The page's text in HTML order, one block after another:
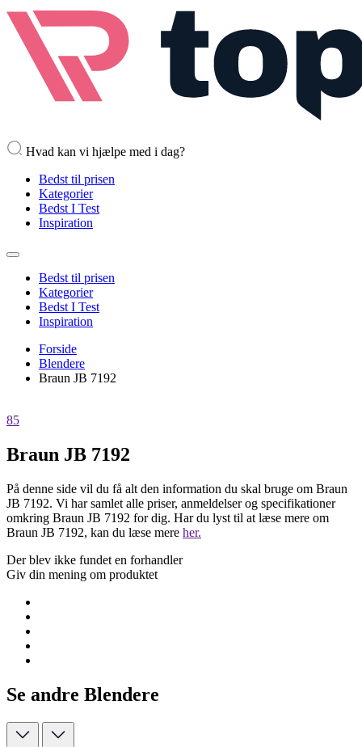
Hvad kan vi hjælpe med i dag?
Bedst til prisen
Kategorier
Bedst I Test
Inspiration
Bedst til prisen
Kategorier
Bedst I Test
Inspiration
Forside
Blendere
Braun JB 7192
85
Braun JB 7192
På denne side vil du få alt den information du skal bruge om Braun
JB 7192. Vi har samlet alle priser, anmeldelser og specifikationer
omkring Braun JB 7192 for dig. Har du lyst til at læse mere om
Braun JB 7192, kan du læse mere her.
Der blev ikke fundet en forhandler
Giv din mening om produktet
Se andre Blendere